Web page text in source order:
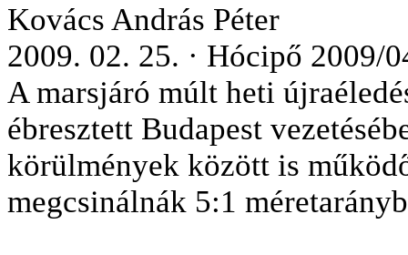
Kovács András Péter
2009. 02. 25. · Hócipő 2009/
A marsjáró múlt heti
ébresztett Budapest
körülmények között is
megcsinálnák 5:1